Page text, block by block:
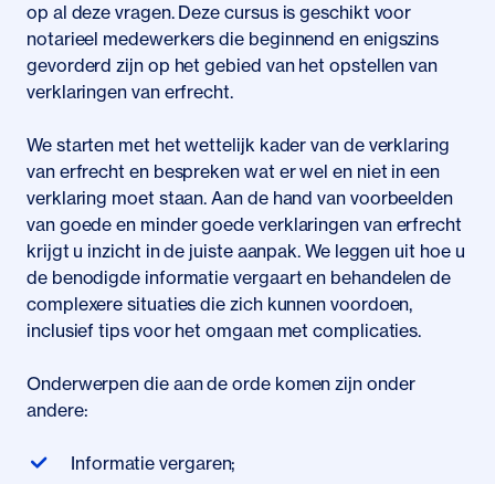
op al deze vragen. Deze cursus is geschikt voor
notarieel medewerkers die beginnend en enigszins
gevorderd zijn op het gebied van het opstellen van
verklaringen van erfrecht.
We starten met het wettelijk kader van de verklaring
van erfrecht en bespreken wat er wel en niet in een
verklaring moet staan. Aan de hand van voorbeelden
van goede en minder goede verklaringen van erfrecht
krijgt u inzicht in de juiste aanpak. We leggen uit hoe u
de benodigde informatie vergaart en behandelen de
complexere situaties die zich kunnen voordoen,
inclusief tips voor het omgaan met complicaties.
Onderwerpen die aan de orde komen zijn onder
andere:
Informatie vergaren;